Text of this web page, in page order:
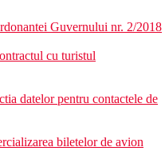
Guvernului nr. 2/2018
cu turistul
datelor pentru contactele de
biletelor de avion